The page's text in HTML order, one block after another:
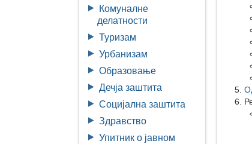
Комуналне
делатности
Туризам
Урбанизам
Образовање
Дечја заштита
Социјална заштита
Здравство
Упитник о јавном